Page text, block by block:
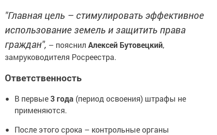
"Главная цель – стимулировать эффективное
использование земель и защитить права
граждан", – пояснил Алексей Бутовецкий,
замруководителя Росреестра.
Ответственность
В первые3 года (период освоения) штрафы не
применяются.
После этого срока – контрольные органы